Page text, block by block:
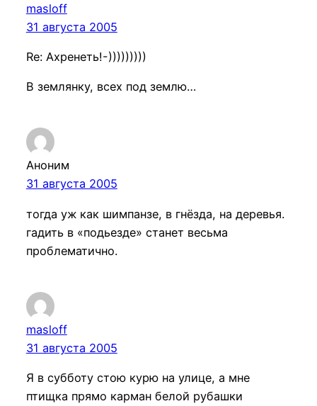
masloff
31 августа 2005
Re: Ахренеть!-)))))))))
В землянку, всех под землю…
Аноним
31 августа 2005
тогда уж как шимпанзе, в гнёзда, на деревья.
гадить в «подьезде» станет весьма
проблематично.
masloff
31 августа 2005
Я в субботу стою курю на улице, а мне
птищка прямо карман белой рубашки